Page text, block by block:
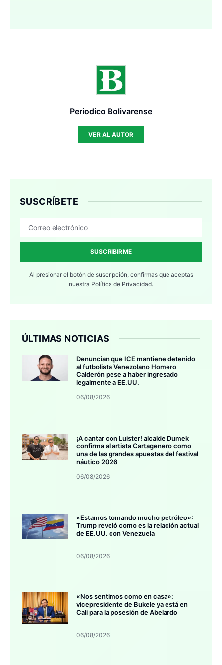
Periodico Bolivarense
VER AL AUTOR
SUSCRÍBETE
SUSCRIBIRME
Al presionar el botón de suscripción, confirmas que aceptas
nuestra Política de Privacidad.
ÚLTIMAS NOTICIAS
Denuncian que ICE mantiene detenido
al futbolista Venezolano Homero
Calderón pese a haber ingresado
legalmente a EE.UU.
06/08/2026
¡A cantar con Luister! alcalde Dumek
confirma al artista Cartagenero como
una de las grandes apuestas del festival
náutico 2026
06/08/2026
«Estamos tomando mucho petróleo»:
Trump reveló como es la relación actual
de EE.UU. con Venezuela
06/08/2026
«Nos sentimos como en casa»:
vicepresidente de Bukele ya está en
Cali para la posesión de Abelardo
06/08/2026